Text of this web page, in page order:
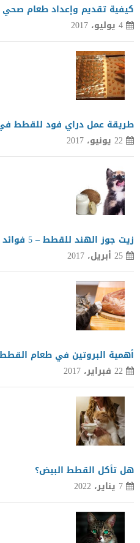
كيفية تقديم وإعداد طعام
4 يوليو، 2017
طريقة عمل دراي فود للقطط
22 يونيو، 2017
زيت جوز الهند للقطط – 5 فوائد مذهلة
25 أبريل، 2017
أهمية البروتين في طعام القطط
22 فبراير، 2017
هل تأكل القطط البيض؟
7 يناير، 2022